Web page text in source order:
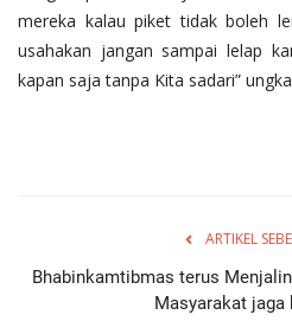
mereka kalau piket tidak boleh
usahakan jangan sampai lelap
kapan saja tanpa Kita sadari”
ARTIKEL
Bhabinkamtibmas terus
Masyarakat jaga